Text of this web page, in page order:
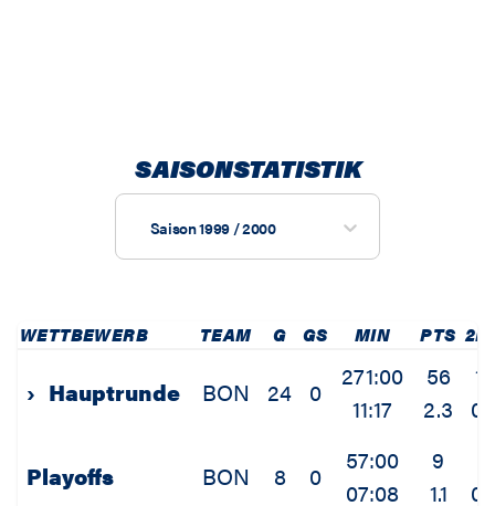
SAISONSTATISTIK
Saison 1999 / 2000
WETTBEWERB TEAM G GS MIN PTS
› Hauptrunde BON 24 0
271:00
11:17
56
2.3
19
Playoffs BON 8 0
57:00
07:08
9
1.1